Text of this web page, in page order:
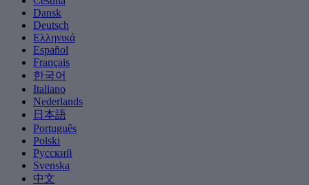
Dansk
Deutsch
Ελληνικά
Español
Français
한국어
Italiano
Nederlands
日本語
Português
Polski
Русский
Svenska
中文